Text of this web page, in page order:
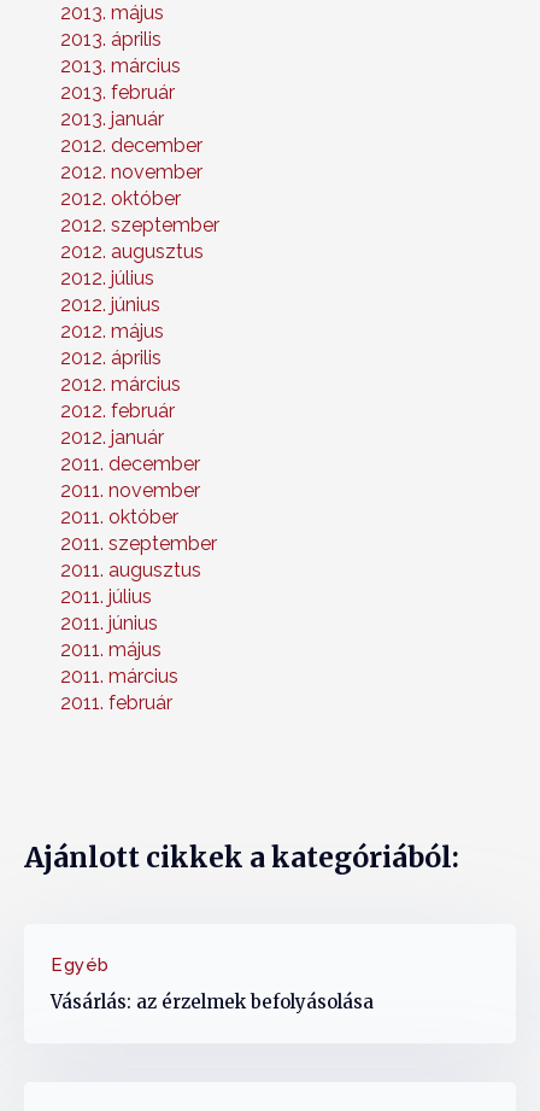
2013. május
2013. április
2013. március
2013. február
2013. január
2012. december
2012. november
2012. október
2012. szeptember
2012. augusztus
2012. július
2012. június
2012. május
2012. április
2012. március
2012. február
2012. január
2011. december
2011. november
2011. október
2011. szeptember
2011. augusztus
2011. július
2011. június
2011. május
2011. március
2011. február
Ajánlott cikkek a kategóriából:
Egyéb
Vásárlás: az érzelmek befolyásolása